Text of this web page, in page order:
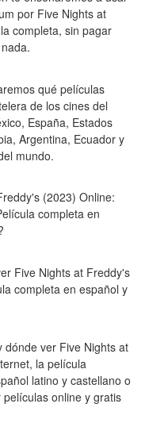
por Five Nights at
completa, sin pagar
qué películas
de los cines del
España, Estados
Argentina, Ecuador y
mundo.
(2023) Online:
completa en
Five Nights at Freddy's
completa en español y
dónde ver Five Nights at
la película
latino y castellano o
online y gratis